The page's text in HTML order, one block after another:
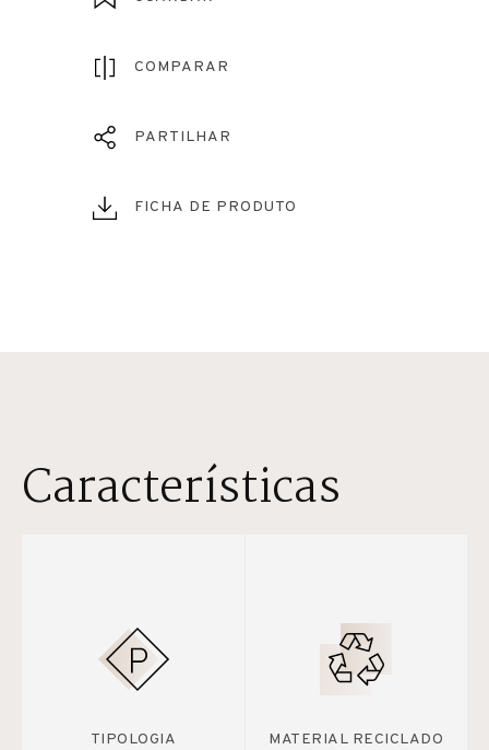
COMPARAR
PARTILHAR
FICHA DE PRODUTO
Características
TIPOLOGIA
MATERIAL RECICLADO